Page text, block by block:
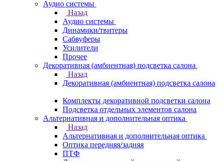
Аудио системы
Назад
Аудио системы
Динамики/твитеры
Сабвуферы
Усилители
Прочее
Декоративная (амбиентная) подсветка салона
Назад
Декоративная (амбиентная) подсветка салона
Комплекты декоративной подсветки салона
Подсветка отдельных элементов салона
Альтернативная и дополнительная оптика
Назад
Альтернативная и дополнительная оптика
Оптика передняя/задняя
ПТФ